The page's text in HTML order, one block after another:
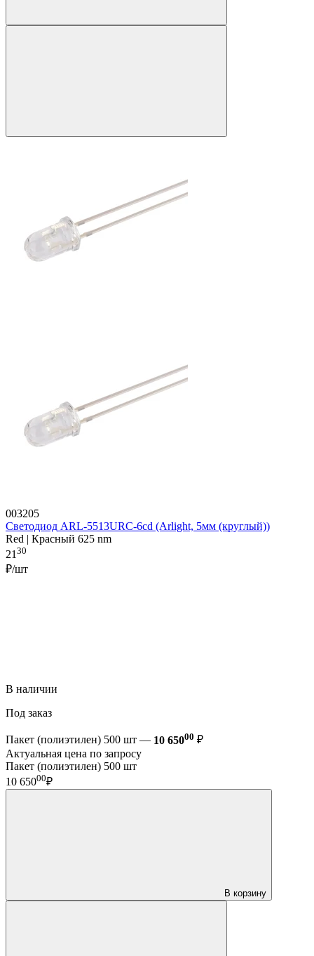
003205
Светодиод ARL-5513URC-6cd (Arlight, 5мм (круглый))
Red | Красный 625 nm
2130
₽/шт
В наличии
Под заказ
Пакет (полиэтилен) 500 шт — 10 65000 ₽
Актуальная цена по запросу
Пакет (полиэтилен) 500 шт
10 65000₽
В корзину